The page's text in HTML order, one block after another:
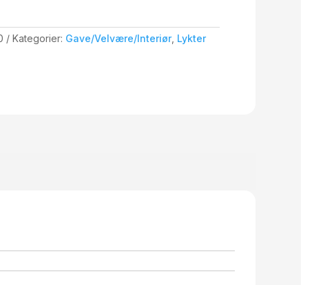
Kategorier: Gave/Velvære/Interiør, Lykter